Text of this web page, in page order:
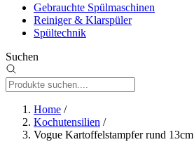
Gebrauchte Spülmaschinen
Reiniger & Klarspüler
Spültechnik
Suchen
Home /
Kochutensilien /
Vogue Kartoffelstampfer rund 13cm